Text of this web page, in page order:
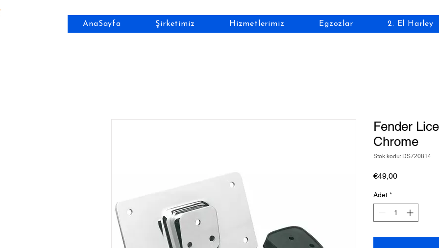
AnaSayfa Şirketimiz Hizmetlerimiz Egzozlar 2. El Harley
Fender
Chrome
Stok kodu: DS720814
€49,00Fiyat
Adet *